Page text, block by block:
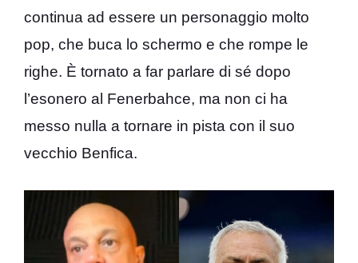
continua ad essere un personaggio molto
pop, che buca lo schermo e che rompe le
righe. È tornato a far parlare di sé dopo
l’esonero al Fenerbahce, ma non ci ha
messo nulla a tornare in pista con il suo
vecchio Benfica.